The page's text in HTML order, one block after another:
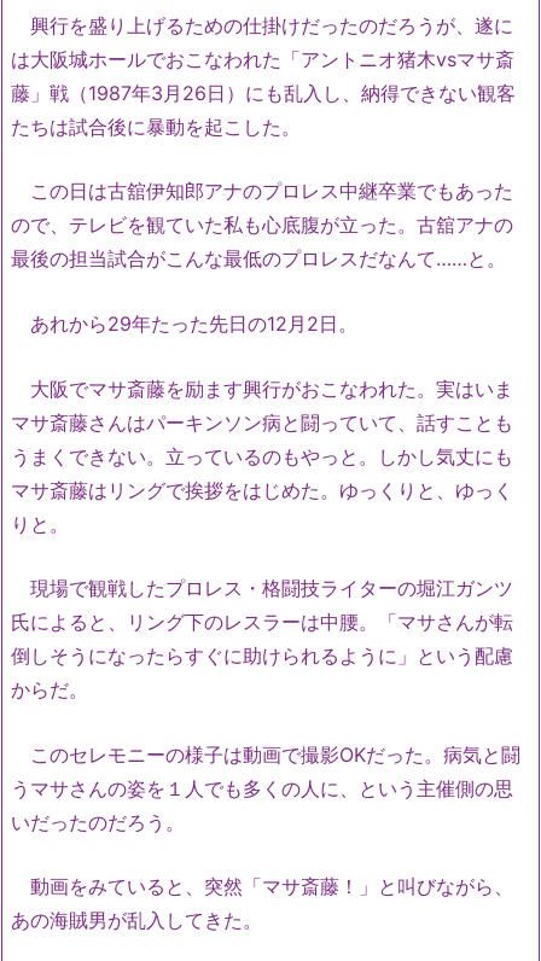
興行を盛り上げるための仕掛けだったのだろうが、遂に
は大阪城ホールでおこなわれた「アントニオ猪木vsマサ斎
藤」戦（1987年3月26日）にも乱入し、納得できない観客
たちは試合後に暴動を起こした。
この日は古舘伊知郎アナのプロレス中継卒業でもあった
ので、テレビを観ていた私も心底腹が立った。古舘アナの
最後の担当試合がこんな最低のプロレスだなんて……と。
あれから29年たった先日の12月2日。
大阪でマサ斎藤を励ます興行がおこなわれた。実はいま
マサ斎藤さんはパーキンソン病と闘っていて、話すことも
うまくできない。立っているのもやっと。しかし気丈にも
マサ斎藤はリングで挨拶をはじめた。ゆっくりと、ゆっく
りと。
現場で観戦したプロレス・格闘技ライターの堀江ガンツ
氏によると、リング下のレスラーは中腰。「マサさんが転
倒しそうになったらすぐに助けられるように」という配慮
からだ。
このセレモニーの様子は動画で撮影OKだった。病気と闘
うマサさんの姿を１人でも多くの人に、という主催側の思
いだったのだろう。
動画をみていると、突然「マサ斎藤！」と叫びながら、
あの海賊男が乱入してきた。